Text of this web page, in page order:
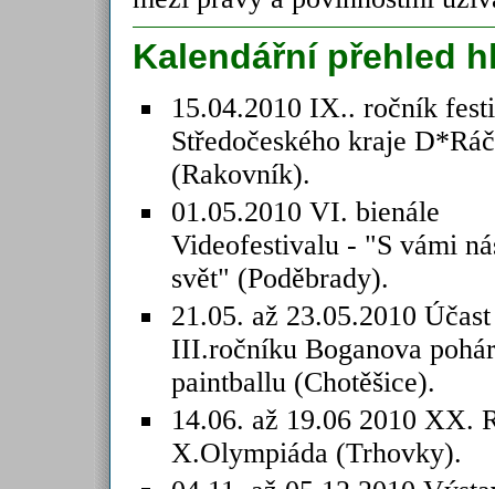
Kalendářní přehled
15.04.2010 IX.. ročník
Středočeského kraje
(Rakovník).
01.05.2010 VI. bienále
Videofestivalu - "S vámi
svět" (Poděbrady).
21.05. až 23.05.2010
III.ročníku Boganova
paintballu (Chotěšice).
14.06. až 19.06 2010 XX.
X.Olympiáda (Trhovky).